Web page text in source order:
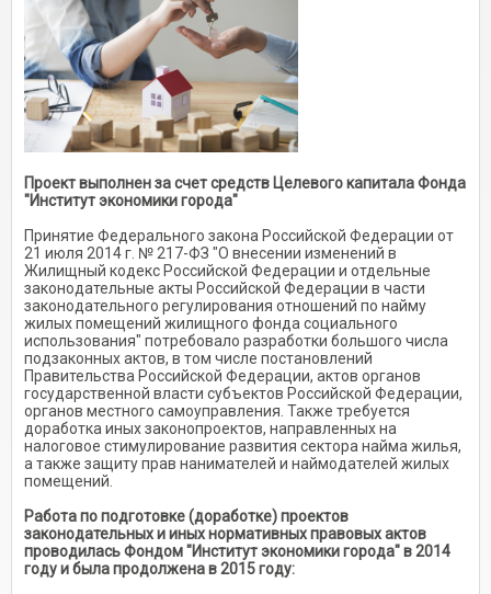
Проект выполнен за счет средств Целевого капитала Фонда
"Институт экономики города"
Принятие Федерального закона Российской Федерации от
21 июля 2014 г. № 217-ФЗ "О внесении изменений в
Жилищный кодекс Российской Федерации и отдельные
законодательные акты Российской Федерации в части
законодательного регулирования отношений по найму
жилых помещений жилищного фонда социального
использования" потребовало разработки большого числа
подзаконных актов, в том числе постановлений
Правительства Российской Федерации, актов органов
государственной власти субъектов Российской Федерации,
органов местного самоуправления. Также требуется
доработка иных законопроектов, направленных на
налоговое стимулирование развития сектора найма жилья,
а также защиту прав нанимателей и наймодателей жилых
помещений.
Работа по подготовке (доработке) проектов
законодательных и иных нормативных правовых актов
проводилась Фондом "Институт экономики города" в 2014
году и была продолжена в 2015 году: